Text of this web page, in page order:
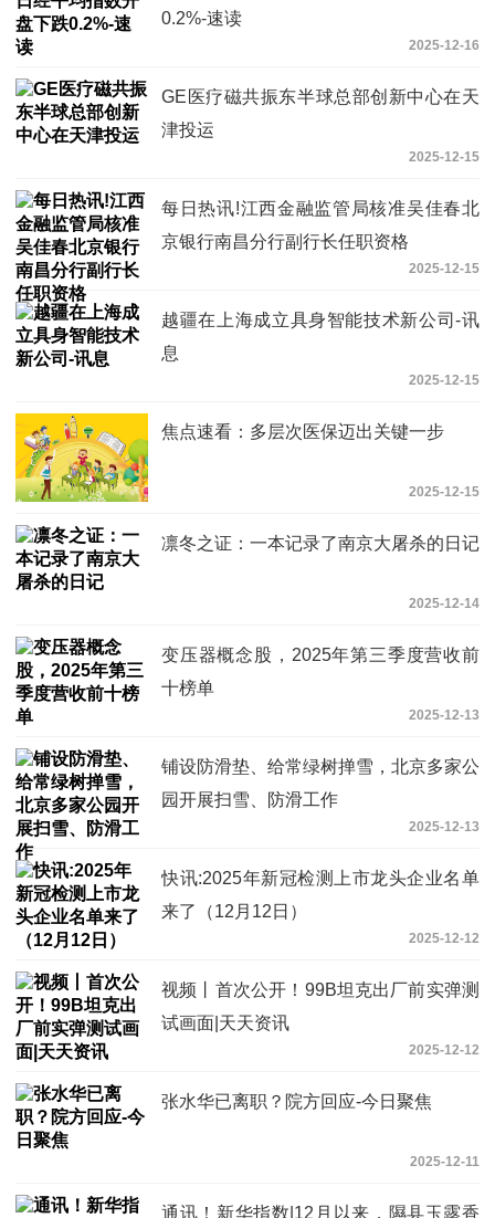
0.2%-速读
2025-12-16
GE医疗磁共振东半球总部创新中心在天
津投运
2025-12-15
每日热讯!江西金融监管局核准吴佳春北
京银行南昌分行副行长任职资格
2025-12-15
越疆在上海成立具身智能技术新公司-讯
息
2025-12-15
焦点速看：多层次医保迈出关键一步
2025-12-15
凛冬之证：一本记录了南京大屠杀的日记
2025-12-14
变压器概念股，2025年第三季度营收前
十榜单
2025-12-13
铺设防滑垫、给常绿树掸雪，北京多家公
园开展扫雪、防滑工作
2025-12-13
快讯:2025年新冠检测上市龙头企业名单
来了（12月12日）
2025-12-12
视频丨首次公开！99B坦克出厂前实弹测
试画面|天天资讯
2025-12-12
张水华已离职？院方回应-今日聚焦
2025-12-11
通讯！新华指数|12月以来，隰县玉露香